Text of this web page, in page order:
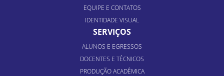
EQUIPE E CONTATOS
IDENTIDADE VISUAL
SERVIÇOS
ALUNOS E EGRESSOS
DOCENTES E TÉCNICOS
PRODUÇÃO ACADÊMICA